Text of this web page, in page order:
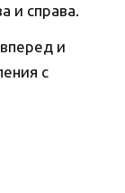
и справа.
и
с